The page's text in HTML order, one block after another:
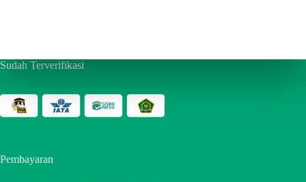
Sudah Terverifikasi
Pembayaran